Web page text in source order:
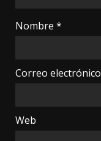
Nombre *
Correo electrónico
Web